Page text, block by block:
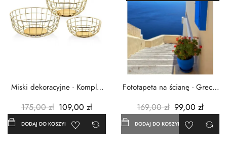
Miski dekoracyjne - Komplet
175,00 zł 109,00 zł
DODAJ DO KOSZYKA
Fototapeta na ścianę - Grecja
169,00 zł 99,00 zł
DODAJ DO KOSZYKA